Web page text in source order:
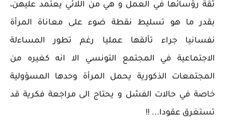
ثقة رؤسائها في العمل و هي من اللائي يعتمد عليهن،
بقدر ما هو تسليط نقطة ضوء على معاناة المرأة
نفسانيا جراء تألقها عمليا رغم تطور المساءلة
الاجتماعية في المجتمع التونسي الا انه كغيره من
المجتمعات الذكورية يحمل المرأة وحدها المسؤولية
خاصة في حالات الفشل و يحتاج الى مراجعة فكرية قد
تستغرق عقودا... !!